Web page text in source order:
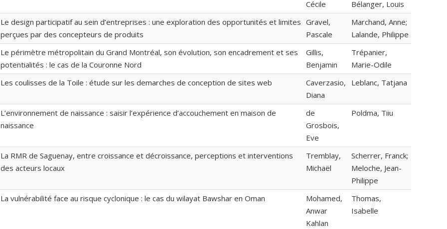
Cécile
Bélanger, Louis
Le design participatif au sein d’entreprises : une exploration des opportunités et limites
perçues par des concepteurs de produits
Gravel,
Pascale
Marchand, Anne;
Lalande, Philippe
Le périmètre métropolitain du Grand Montréal, son évolution, son encadrement et ses
potentialités : le cas de la Couronne Nord
Gillis,
Benjamin
Trépanier,
Marie-Odile
Les coulisses de la Toile : étude sur les demarches de conception de sites web
Caverzasio,
Diana
Leblanc, Tatjana
L’environnement de naissance : saisir l’expérience d’accouchement en maison de
naissance
de
Grosbois,
Eve
Poldma, Tiiu
La RMR de Saguenay, entre croissance et décroissance, perceptions et interventions
des acteurs locaux
Tremblay,
Michaël
Scherrer, Franck;
Meloche, Jean-
Philippe
La vulnérabilité face au risque cyclonique : le cas du wilayat Bawshar en Oman
Mohamed,
Anwar
Kahlan
Thomas,
Isabelle